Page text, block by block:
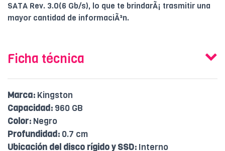
SATA Rev. 3.0(6 Gb/s), lo que te brindarÃ¡ trasmitir una
mayor cantidad de informaciÃ³n.
Ficha técnica
Marca: Kingston
Capacidad: 960 GB
Color: Negro
Profundidad: 0.7 cm
Ubicación del disco rígido y SSD: Interno